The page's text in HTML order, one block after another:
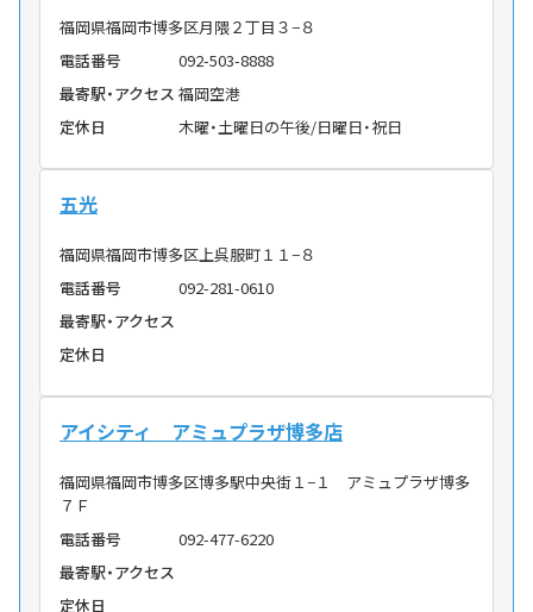
福岡県福岡市博多区月隈２丁目３−８
電話番号
092-503-8888
最寄駅・アクセス 福岡空港
定休日
木曜・土曜日の午後/日曜日・祝日
五光
福岡県福岡市博多区上呉服町１１−８
電話番号
092-281-0610
最寄駅・アクセス
定休日
アイシティ アミュプラザ博多店
福岡県福岡市博多区博多駅中央街１−１ アミュプラザ博多
７Ｆ
電話番号
092-477-6220
最寄駅・アクセス
定休日